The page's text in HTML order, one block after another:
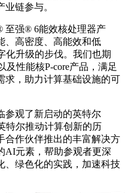
链参与。
强®️ 6能效核处理器产
、高密度、高能效和低
化升级的步伐。我们也期
及性能核P-core产品，满足
求，助力计算基础设施的可
观了新启动的英特尔
特尔推动计算创新的历
合作伙伴推出的丰富解决方
AI元素，帮助参观者更深
、绿色化的实践，加速科技